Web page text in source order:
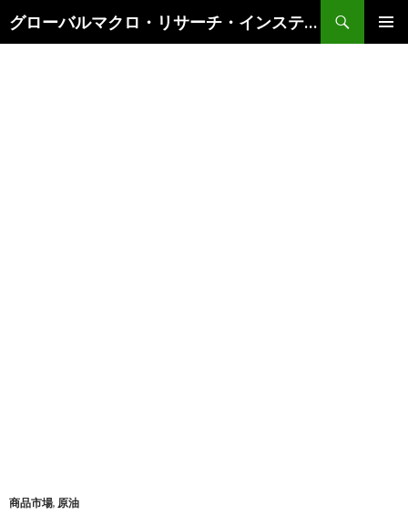
グローバルマクロ・リサーチ・インスティテュート
索
商品市場, 原油